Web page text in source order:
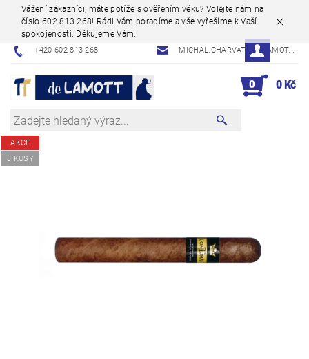
Vážení zákazníci, máte potíže s ověřením věku? Volejte nám na
číslo 602 813 268! Rádi Vám poradíme a vše vyřešíme k Vaší
spokojenosti. Děkujeme Vám.
+420 602 813 268 MICHAL.CHARVAT@DELAMOT.CZ
0 0 Kč
AKCE
J.KUSY